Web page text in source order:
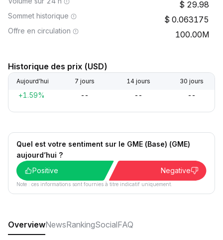
29.98
Sommet historique 0.063175
Offre en circulation 100.00M
Historique des prix (USD)
Aujourd’hui 7 jours 14 jours 30 jours
+1.59% -- -- --
Quel est votre sentiment sur le GME (Base) (GME)
aujourd’hui ?
Positive
Negative
Note : ces informations sont fournies à titre indicatif uniquement.
OverviewNewsRankingSocialFAQ